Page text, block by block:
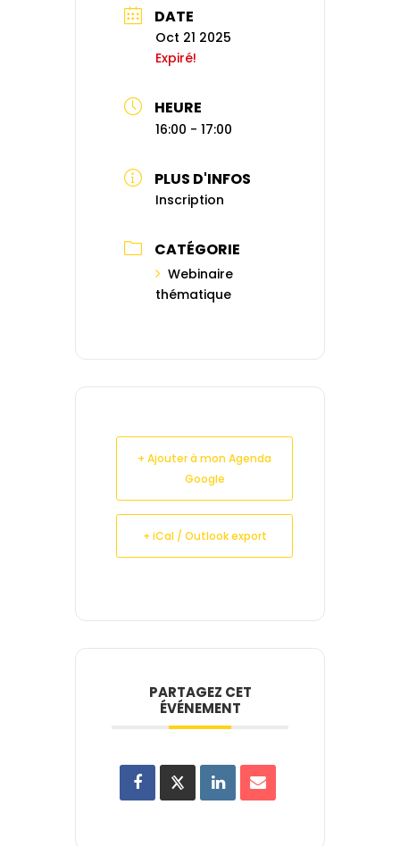
DATE
Oct 21 2025
Expiré!
HEURE
16:00 - 17:00
PLUS D'INFOS
Inscription
CATÉGORIE
Webinaire
thématique
+ Ajouter à mon Agenda
Google
+ iCal / Outlook export
PARTAGEZ CET
ÉVÉNEMENT